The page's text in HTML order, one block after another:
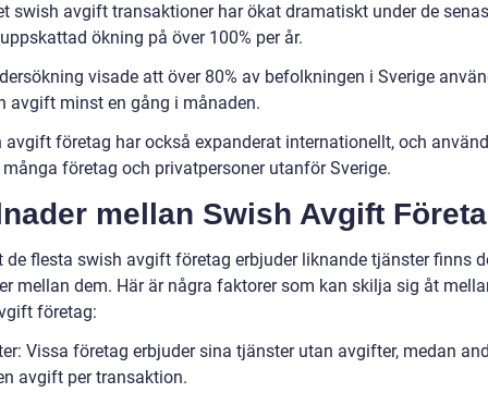
swish avgift transaktioner har ökat dramatiskt under de
ökning på över 100% per år.
visade att över 80% av befolkningen i Sverige
avgift minst en gång i månaden.
avgift företag har också expanderat internationellt, och
företag och privatpersoner utanför Sverige.
mellan Swish Avgift
de flesta swish avgift företag erbjuder liknande tjänster finns
mellan dem. Här är några faktorer som kan skilja sig åt
företag:
Vissa företag erbjuder sina tjänster utan avgifter, medan
avgift per transaktion.